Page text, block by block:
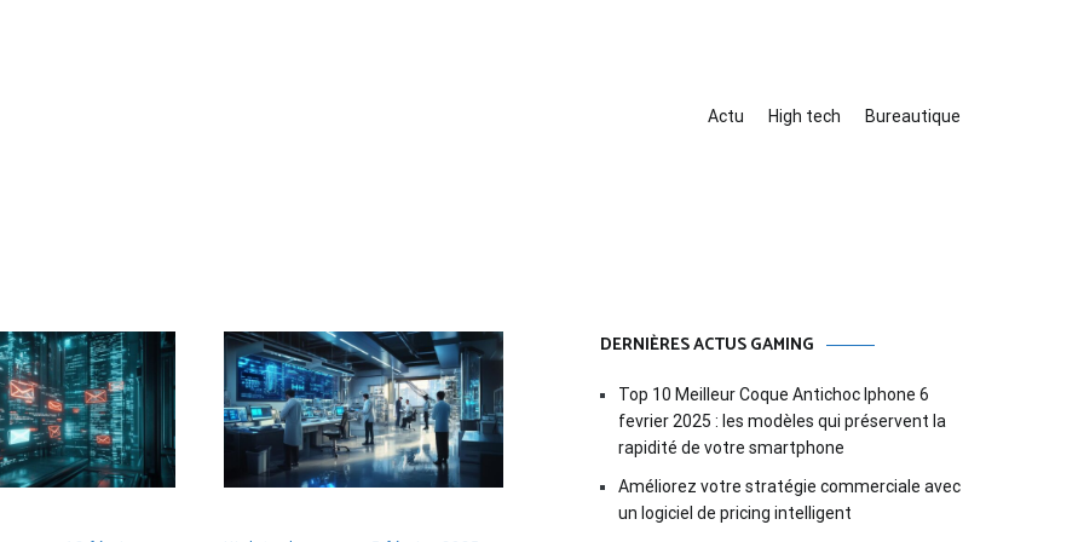
Actu High tech Bureautique
DERNIÈRES ACTUS GAMING
Top 10 Meilleur Coque Antichoc Iphone 6
fevrier 2025 : les modèles qui préservent la
rapidité de votre smartphone
Améliorez votre stratégie commerciale avec
un logiciel de pricing intelligent